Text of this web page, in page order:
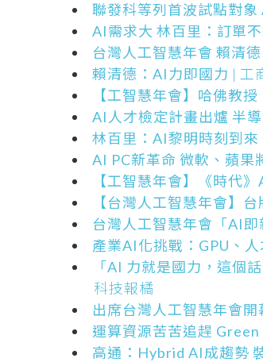
聯發科等列首波試點對
AI需求大 林百里：訂單
台灣人工智慧年會 賴清
賴清德：AI力即國力 | 工
【工智慧年會】哈佛教
AI人才檢定計畫出爐 半
林百里：AI黎明時刻到
AI PC新革命 微軟、蘋果
【工智慧年會】《時代
【台灣人工智慧年會】
台灣人工智慧年會「AI
產業AI化挑戰：GPU、
「AI 力就是國力，這個
科技報橘
出席台灣人工智慧年會
運算資源苦苦追趕 Green
高通：Hybrid AI成趨勢